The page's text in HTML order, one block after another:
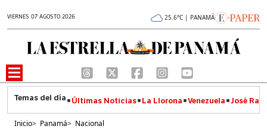
VIERNES 07 AGOSTO 2026 25.6°C | PANAMÁ
Últimas Noticias La Llorona Venezuela José
Inicio> Panamá> Nacional